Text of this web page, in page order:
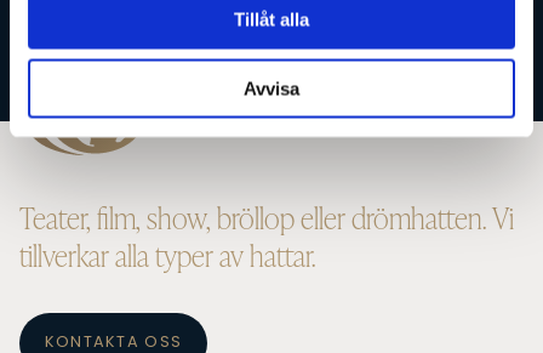
Tillåt alla
Avvisa
Teater, film, show, bröllop eller drömhatten. Vi
tillverkar alla typer av hattar.
KONTAKTA OSS